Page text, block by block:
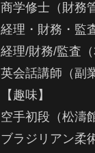
商学修士（財務
経理・財務・監
経理/財務/監査（
英会話講師（副
【趣味】
空手初段（松濤
ブラジリアン柔